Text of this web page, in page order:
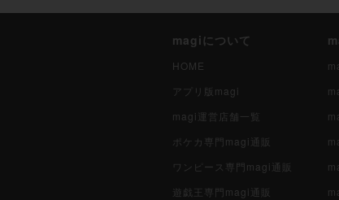
magiについて
HOME
アプリ版magi
magi運営店舗一覧
ポケカ専門magi通販
ワンピース専門magi通販
遊戯王専門magi通販